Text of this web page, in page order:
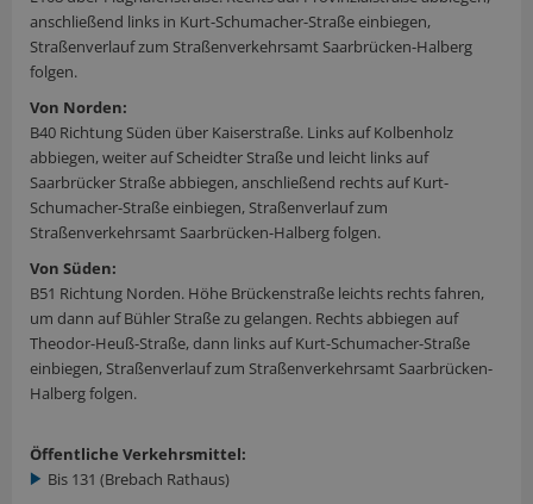
anschließend links in Kurt-Schumacher-Straße einbiegen,
Straßenverlauf zum Straßenverkehrsamt Saarbrücken-Halberg
folgen.
Von Norden:
B40 Richtung Süden über Kaiserstraße. Links auf Kolbenholz
abbiegen, weiter auf Scheidter Straße und leicht links auf
Saarbrücker Straße abbiegen, anschließend rechts auf Kurt-
Schumacher-Straße einbiegen, Straßenverlauf zum
Straßenverkehrsamt Saarbrücken-Halberg folgen.
Von Süden:
B51 Richtung Norden. Höhe Brückenstraße leichts rechts fahren,
um dann auf Bühler Straße zu gelangen. Rechts abbiegen auf
Theodor-Heuß-Straße, dann links auf Kurt-Schumacher-Straße
einbiegen, Straßenverlauf zum Straßenverkehrsamt Saarbrücken-
Halberg folgen.
Öffentliche Verkehrsmittel:
Bis 131 (Brebach Rathaus)